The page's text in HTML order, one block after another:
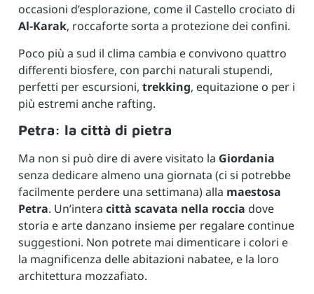
occasioni d’esplorazione, come il Castello crociato di
Al-Karak, roccaforte sorta a protezione dei confini.
Poco più a sud il clima cambia e convivono quattro
differenti biosfere, con parchi naturali stupendi,
perfetti per escursioni, trekking, equitazione o per i
più estremi anche rafting.
Petra: la città di pietra
Ma non si può dire di avere visitato la Giordania
senza dedicare almeno una giornata (ci si potrebbe
facilmente perdere una settimana) alla maestosa
Petra. Un’intera città scavata nella roccia dove
storia e arte danzano insieme per regalare continue
suggestioni. Non potrete mai dimenticare i colori e
la magnificenza delle abitazioni nabatee, e la loro
architettura mozzafiato.